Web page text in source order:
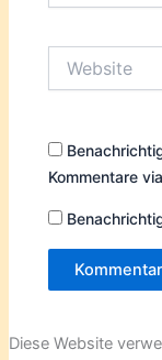
Kommentare
Diese Website